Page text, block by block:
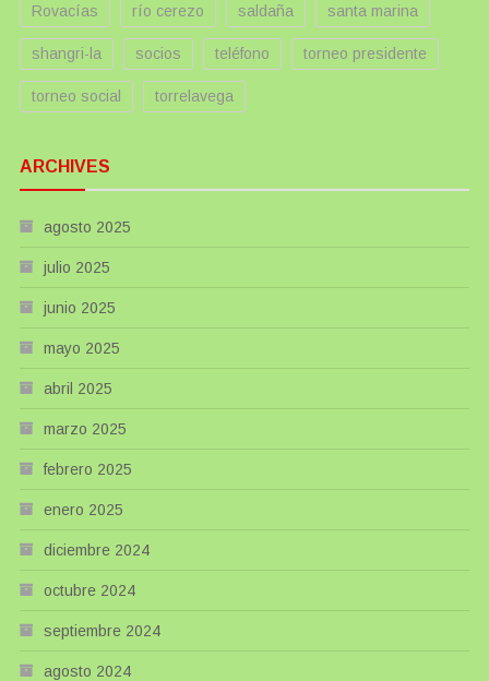
Rovacías río cerezo saldaña santa marina
shangri-la socios teléfono torneo presidente
torneo social torrelavega
ARCHIVES
agosto 2025
julio 2025
junio 2025
mayo 2025
abril 2025
marzo 2025
febrero 2025
enero 2025
diciembre 2024
octubre 2024
septiembre 2024
agosto 2024